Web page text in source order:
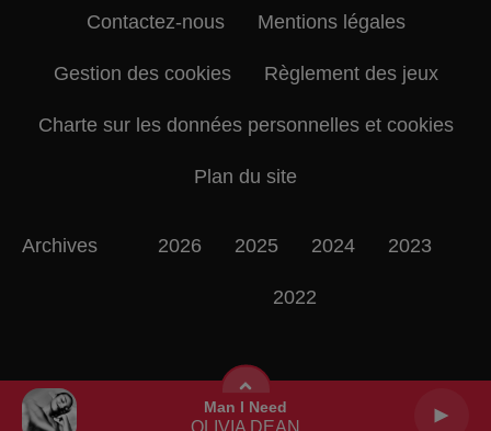
Man I Need
OLIVIA DEAN
Contactez-nous Mentions légales
Gestion des cookies Règlement des jeux
Charte sur les données personnelles et cookies
Plan du site
Archives 2026 2025 2024 2023
2022